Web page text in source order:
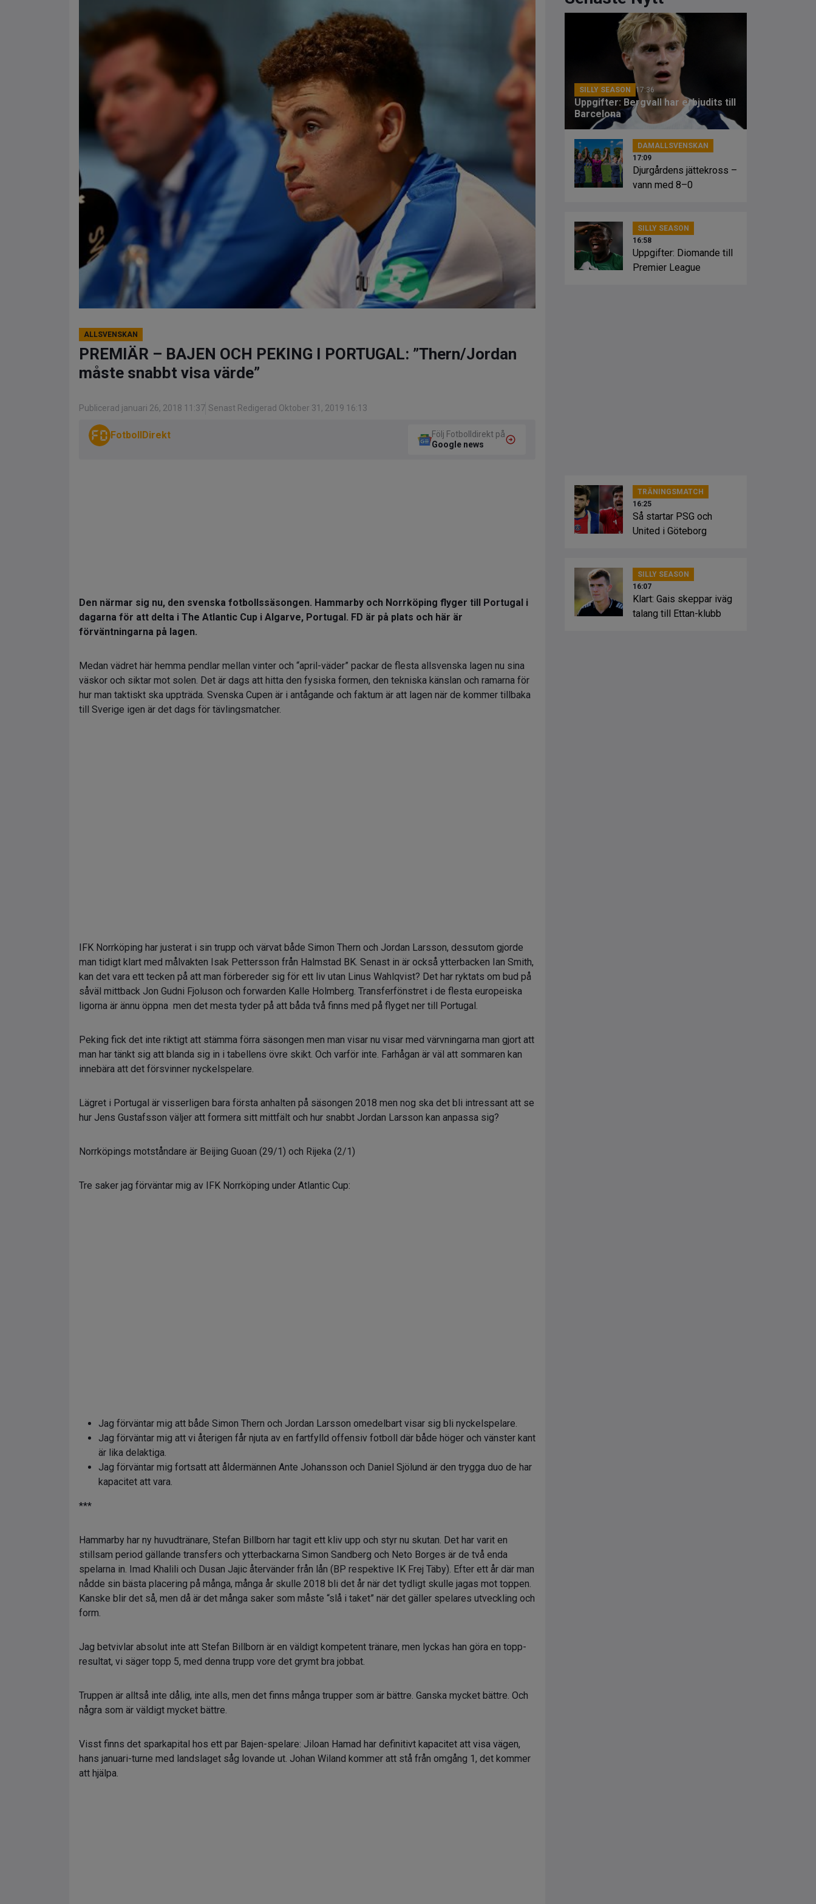
ALLSVENSKAN
PREMIÄR – BAJEN OCH PEKING I PORTUGAL: ”Thern/Jordan
måste snabbt visa värde”
Publicerad januari 26, 2018 11:37 Senast Redigerad Oktober 31, 2019 16:13
FotbollDirekt
Följ Fotbolldirekt på
Google news
Den närmar sig nu, den svenska fotbollssäsongen. Hammarby och Norrköping flyger till Portugal i
dagarna för att delta i The Atlantic Cup i Algarve, Portugal. FD är på plats och här är
förväntningarna på lagen.
Medan vädret här hemma pendlar mellan vinter och “april-väder” packar de flesta allsvenska lagen nu sina
väskor och siktar mot solen. Det är dags att hitta den fysiska formen, den tekniska känslan och ramarna för
hur man taktiskt ska uppträda. Svenska Cupen är i antågande och faktum är att lagen när de kommer tillbaka
till Sverige igen är det dags för tävlingsmatcher.
IFK Norrköping har justerat i sin trupp och värvat både Simon Thern och Jordan Larsson, dessutom gjorde
man tidigt klart med målvakten Isak Pettersson från Halmstad BK. Senast in är också ytterbacken Ian Smith,
kan det vara ett tecken på att man förbereder sig för ett liv utan Linus Wahlqvist? Det har ryktats om bud på
såväl mittback Jon Gudni Fjoluson och forwarden Kalle Holmberg. Transferfönstret i de flesta europeiska
ligorna är ännu öppna men det mesta tyder på att båda två finns med på flyget ner till Portugal.
Peking fick det inte riktigt att stämma förra säsongen men man visar nu visar med värvningarna man gjort att
man har tänkt sig att blanda sig in i tabellens övre skikt. Och varför inte. Farhågan är väl att sommaren kan
innebära att det försvinner nyckelspelare.
Lägret i Portugal är visserligen bara första anhalten på säsongen 2018 men nog ska det bli intressant att se
hur Jens Gustafsson väljer att formera sitt mittfält och hur snabbt Jordan Larsson kan anpassa sig?
Norrköpings motståndare är Beijing Guoan (29/1) och Rijeka (2/1)
Tre saker jag förväntar mig av IFK Norrköping under Atlantic Cup:
Jag förväntar mig att både Simon Thern och Jordan Larsson omedelbart visar sig bli nyckelspelare.
Jag förväntar mig att vi återigen får njuta av en fartfylld offensiv fotboll där både höger och vänster kant
är lika delaktiga.
Jag förväntar mig fortsatt att åldermännen Ante Johansson och Daniel Sjölund är den trygga duo de har
kapacitet att vara.
***
Hammarby har ny huvudtränare, Stefan Billborn har tagit ett kliv upp och styr nu skutan. Det har varit en
stillsam period gällande transfers och ytterbackarna Simon Sandberg och Neto Borges är de två enda
spelarna in. Imad Khalili och Dusan Jajic återvänder från lån (BP respektive IK Frej Täby). Efter ett år där man
nådde sin bästa placering på många, många år skulle 2018 bli det år när det tydligt skulle jagas mot toppen.
Kanske blir det så, men då är det många saker som måste “slå i taket” när det gäller spelares utveckling och
form.
Jag betvivlar absolut inte att Stefan Billborn är en väldigt kompetent tränare, men lyckas han göra en topp-
resultat, vi säger topp 5, med denna trupp vore det grymt bra jobbat.
Truppen är alltså inte dålig, inte alls, men det finns många trupper som är bättre. Ganska mycket bättre. Och
några som är väldigt mycket bättre.
Visst finns det sparkapital hos ett par Bajen-spelare: Jiloan Hamad har definitivt kapacitet att visa vägen,
hans januari-turne med landslaget såg lovande ut. Johan Wiland kommer att stå från omgång 1, det kommer
att hjälpa.
SILLY SEASON 17:36
Uppgifter: Bergvall har erbjudits till
Barcelona
DAMALLSVENSKAN
17:09
Djurgårdens jättekross –
vann med 8–0
SILLY SEASON
16:58
Uppgifter: Diomande till
Premier League
TRÄNINGSMATCH
16:25
Så startar PSG och
United i Göteborg
SILLY SEASON
16:07
Klart: Gais skeppar iväg
talang till Ettan-klubb